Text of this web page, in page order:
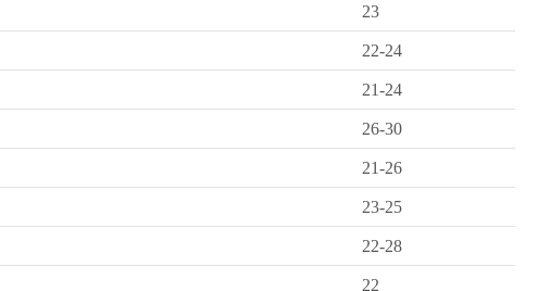
23
22-24
21-24
26-30
21-26
23-25
22-28
22